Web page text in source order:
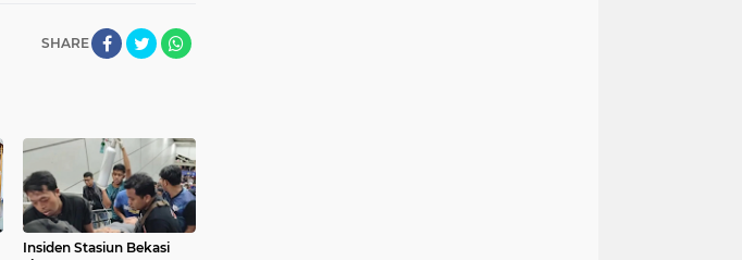
SHARE
Insiden Stasiun Bekasi